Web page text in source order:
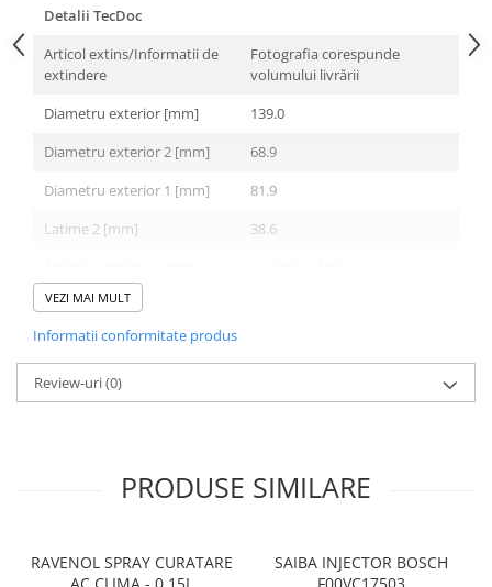
Detalii TecDoc
Articol extins/Informatii de
extindere
Fotografia corespunde
volumului livrării
Diametru exterior [mm]
139.0
Diametru exterior 2 [mm]
68.9
Diametru exterior 1 [mm]
81.9
Latime 2 [mm]
38.6
suplimentar 2
VEZI MAI MULT
Informatii conformitate produs
Review-uri(0)
PRODUSE SIMILARE
RAVENOL SPRAY CURATARE
AC CLIMA - 0.15L
SAIBA INJECTOR BOSCH
F00VC17503